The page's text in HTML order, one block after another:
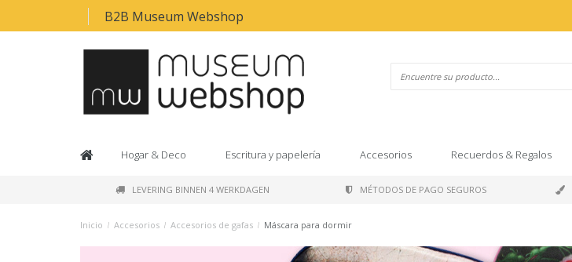
B2B Museum Webshop
Hogar & Deco Escritura y papelería Accesorios Recuerdos & Regalos
LEVERING BINNEN 4 WERKDAGEN MÉTODOS DE PAGO SEGUROS
Inicio / Accesorios / Accesorios de gafas / Máscara para dormir